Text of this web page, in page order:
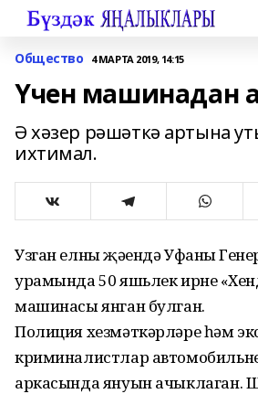
Общество 4 МАРТА 2019, 14:15
Үчен машинадан
Ә хәзер рәшәткә артына
ихтимал.
Узган елның җәендә Уфаның
урамында 50 яшьлек ирнең
машинасы янган булган.
Полиция хезмәткәрләре һәм
криминалистлар
аркасында януын ачыклаган.